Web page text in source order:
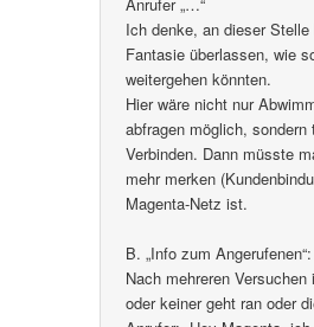
Ich denke, an dieser
Fantasie überlassen, wie
weitergehen könnten.
Hier wäre nicht nur
abfragen möglich,
Verbinden. Dann müsste
mehr merken
Magenta-Netz ist.
B. „Info zum
Nach mehreren
oder keiner geht ran oder